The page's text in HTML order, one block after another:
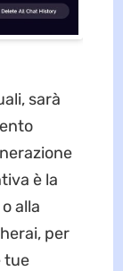
sarà
è la
alla
per
tue